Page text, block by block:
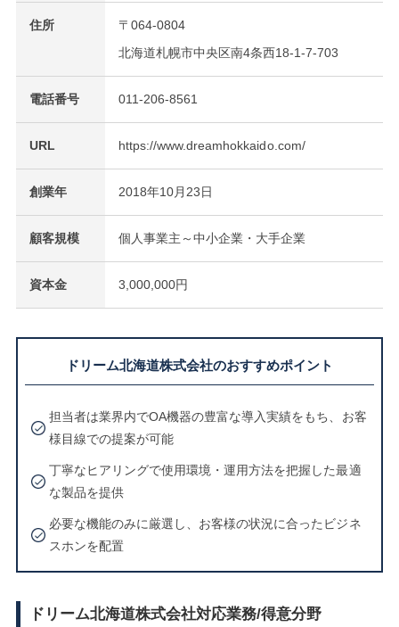
住所
〒064-0804
北海道札幌市中央区南4条西18-1-7-703
電話番号 011-206-8561
URL https://www.dreamhokkaido.com/
創業年 2018年10月23日
顧客規模 個人事業主～中小企業・大手企業
資本金 3,000,000円
ドリーム北海道株式会社のおすすめポイント
担当者は業界内でOA機器の豊富な導入実績をもち、お客
様目線での提案が可能
丁寧なヒアリングで使用環境・運用方法を把握した最適
な製品を提供
必要な機能のみに厳選し、お客様の状況に合ったビジネ
スホンを配置
ドリーム北海道株式会社対応業務/得意分野